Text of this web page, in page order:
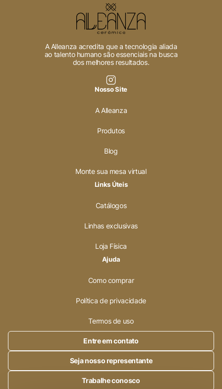
A Alleanza acredita que a tecnologia aliada
ao talento humano são essenciais na busca
dos melhores resultados.
Nosso Site
A Alleanza
Produtos
Blog
Monte sua mesa virtual
Links Úteis
Catálogos
Linhas exclusivas
Loja Física
Ajuda
Como comprar
Política de privacidade
Termos de uso
Entre em contato
Seja nosso representante
Trabalhe conosco